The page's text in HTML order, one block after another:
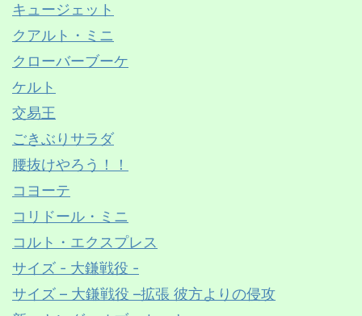
キュージェット
クアルト・ミニ
クローバーブーケ
ケルト
交易王
ごきぶりサラダ
腰抜けやろう！！
コヨーテ
コリドール・ミニ
コルト・エクスプレス
サイズ - 大鎌戦役 -
サイズ – 大鎌戦役 –拡張 彼方よりの侵攻